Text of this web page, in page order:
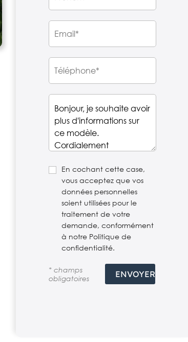
En cochant cette case,
vous acceptez que vos
données personnelles
soient utilisées pour le
traitement de votre
demande, conformément
à notre Politique de
confidentialité.
* champs
obligatoires